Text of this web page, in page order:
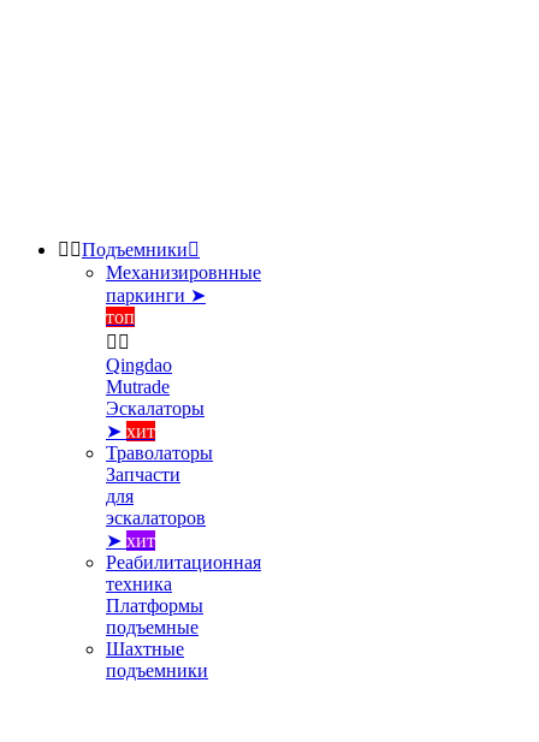
 Подъемники
Механизировнные
паркинги ➤
топ
 
Qingdao
Mutrade
Эскалаторы
➤ хит
Траволаторы
Запчасти
для
эскалаторов
➤ хит
Реабилитационная
техника
Платформы
подъемные
Шахтные
подъемники